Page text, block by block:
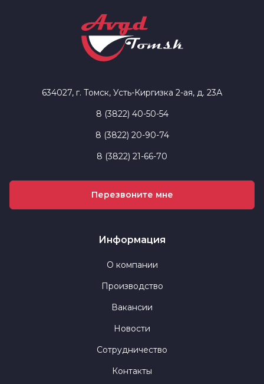
634027, г. Томск, Усть-Киргизка 2-ая, д. 23А
8 (3822) 40-50-54
8 (3822) 20-90-74
8 (3822) 21-66-70
Перезвоните мне
Информация
О компании
Производство
Вакансии
Новости
Сотрудничество
Контакты